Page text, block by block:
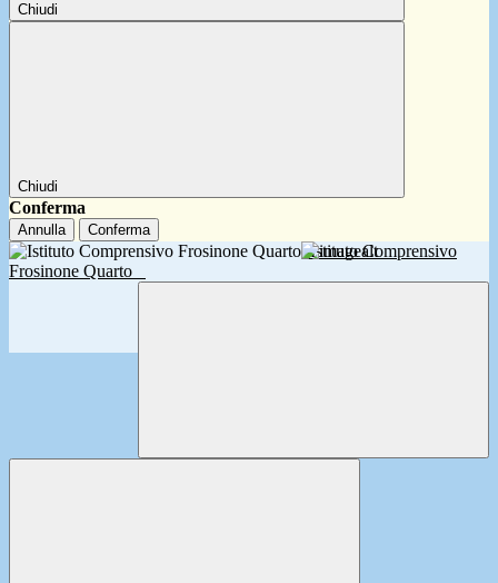
Chiudi
Chiudi
Conferma
Annulla Conferma
Istituto Comprensivo
Frosinone Quarto